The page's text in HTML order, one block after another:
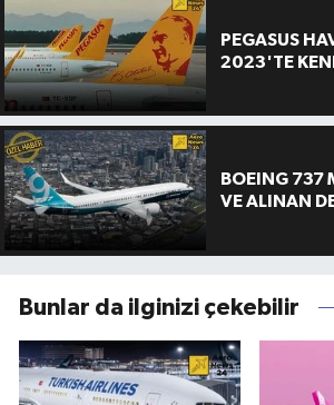
PEGASUS
2023'TE
BOEING 737
VE ALINAN
Bunlar da ilginizi çekebilir